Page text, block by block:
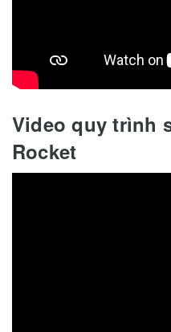
Video quy trình
Rocket